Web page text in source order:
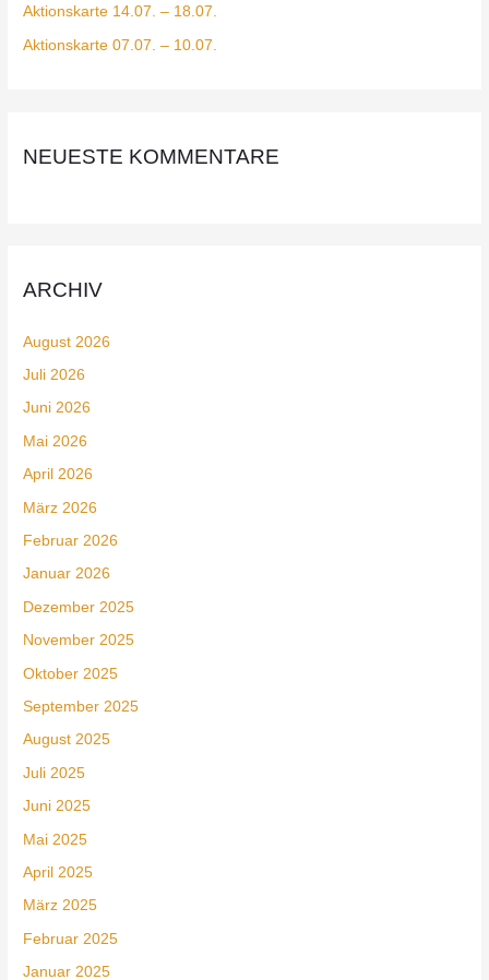
Aktionskarte 14.07. – 18.07.
Aktionskarte 07.07. – 10.07.
NEUESTE KOMMENTARE
ARCHIV
August 2026
Juli 2026
Juni 2026
Mai 2026
April 2026
März 2026
Februar 2026
Januar 2026
Dezember 2025
November 2025
Oktober 2025
September 2025
August 2025
Juli 2025
Juni 2025
Mai 2025
April 2025
März 2025
Februar 2025
Januar 2025